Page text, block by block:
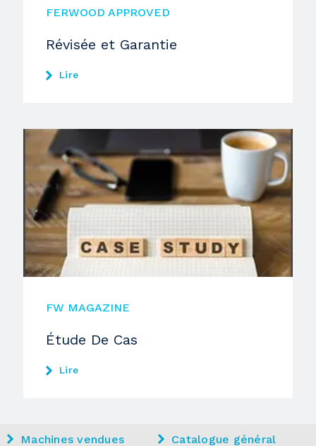
FERWOOD APPROVED
Révisée et Garantie
Lire
FW MAGAZINE
Étude De Cas
Lire
Machines vendues Catalogue général